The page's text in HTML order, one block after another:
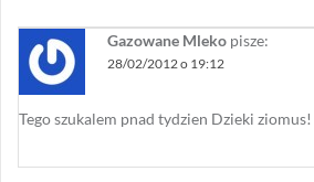
Gazowane Mleko pisze:
28/02/2012 o 19:12
Tego szukalem pnad tydzien Dzieki ziomus!